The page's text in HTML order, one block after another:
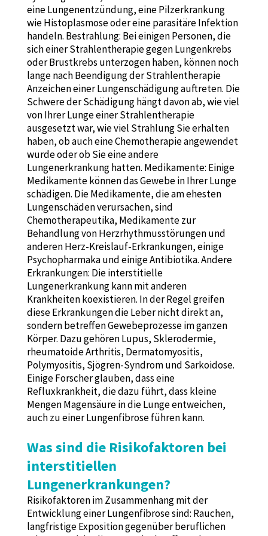
eine Lungenentzündung, eine Pilzerkrankung
wie Histoplasmose oder eine parasitäre Infektion
handeln. Bestrahlung: Bei einigen Personen, die
sich einer Strahlentherapie gegen Lungenkrebs
oder Brustkrebs unterzogen haben, können noch
lange nach Beendigung der Strahlentherapie
Anzeichen einer Lungenschädigung auftreten. Die
Schwere der Schädigung hängt davon ab, wie viel
von Ihrer Lunge einer Strahlentherapie
ausgesetzt war, wie viel Strahlung Sie erhalten
haben, ob auch eine Chemotherapie angewendet
wurde oder ob Sie eine andere
Lungenerkrankung hatten. Medikamente: Einige
Medikamente können das Gewebe in Ihrer Lunge
schädigen. Die Medikamente, die am ehesten
Lungenschäden verursachen, sind
Chemotherapeutika, Medikamente zur
Behandlung von Herzrhythmusstörungen und
anderen Herz-Kreislauf-Erkrankungen, einige
Psychopharmaka und einige Antibiotika. Andere
Erkrankungen: Die interstitielle
Lungenerkrankung kann mit anderen
Krankheiten koexistieren. In der Regel greifen
diese Erkrankungen die Leber nicht direkt an,
sondern betreffen Gewebeprozesse im ganzen
Körper. Dazu gehören Lupus, Sklerodermie,
rheumatoide Arthritis, Dermatomyositis,
Polymyositis, Sjögren-Syndrom und Sarkoidose.
Einige Forscher glauben, dass eine
Refluxkrankheit, die dazu führt, dass kleine
Mengen Magensäure in die Lunge entweichen,
auch zu einer Lungenfibrose führen kann.
Was sind die Risikofaktoren bei
interstitiellen
Lungenerkrankungen?
Risikofaktoren im Zusammenhang mit der
Entwicklung einer Lungenfibrose sind: Rauchen,
langfristige Exposition gegenüber beruflichen